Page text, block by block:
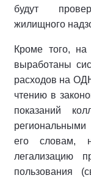
будут
жилищного
Кроме того,
выработаны
расходов на
чтению в
показаний
его словам,
легализацию
пользования